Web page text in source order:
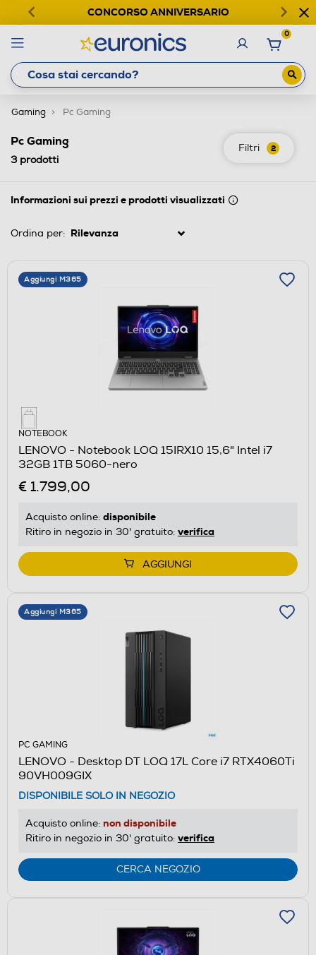
CONCORSO ANNIVERSARIO
0
Gaming Pc Gaming
Filtri 2
Pc Gaming
3prodotti
Informazioni sui prezzi e prodotti visualizzati
Ordina per:
Aggiungi M365
NOTEBOOK
LENOVO - Notebook LOQ 15IRX10 15,6" Intel i7
32GB 1TB 5060-nero
€ 1.799,00
Acquisto online: disponibile
Ritiro in negozio in 30' gratuito: verifica
AGGIUNGI
Aggiungi M365
PC GAMING
LENOVO - Desktop DT LOQ 17L Core i7 RTX4060Ti
90VH009GIX
DISPONIBILE SOLO IN NEGOZIO
Acquisto online: non disponibile
Ritiro in negozio in 30' gratuito: verifica
CERCA NEGOZIO